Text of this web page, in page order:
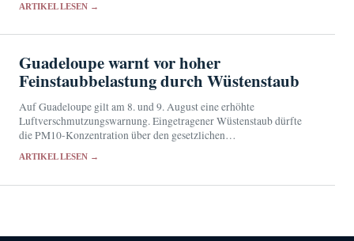
ARTIKEL LESEN →
Guadeloupe warnt vor hoher
Feinstaubbelastung durch Wüstenstaub
Auf Guadeloupe gilt am 8. und 9. August eine erhöhte
Luftverschmutzungswarnung. Eingetragener Wüstenstaub dürfte
die PM10-Konzentration über den gesetzlichen
ARTIKEL LESEN →